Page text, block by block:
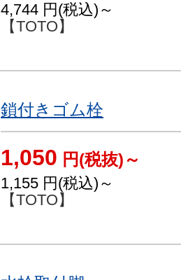
4,744 円(税込)～
【TOTO】
鎖付きゴム栓
1,050 円(税抜)～
1,155 円(税込)～
【TOTO】